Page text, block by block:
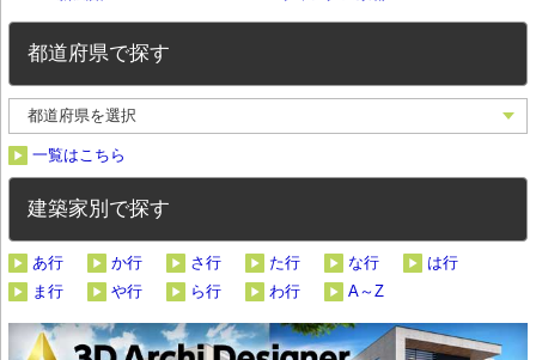
都道府県で探す
一覧はこちら
建築家別で探す
あ行 か行 さ行 た行 な行
は行
ま行
や行 ら行 わ行 A～Z